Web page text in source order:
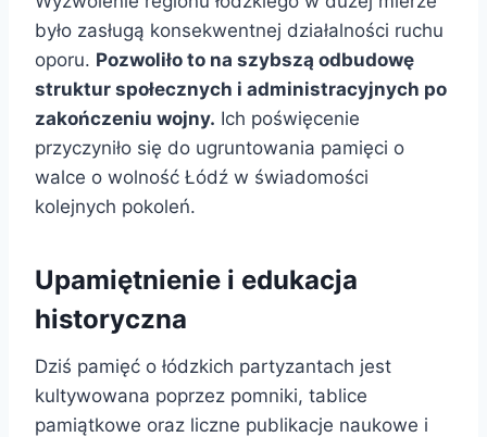
było zasługą konsekwentnej działalności ruchu
oporu. Pozwoliło to na szybszą odbudowę
struktur społecznych i administracyjnych po
zakończeniu wojny. Ich poświęcenie
przyczyniło się do ugruntowania pamięci o
walce o wolność Łódź w świadomości
kolejnych pokoleń.
Upamiętnienie i edukacja
historyczna
Dziś pamięć o łódzkich partyzantach jest
kultywowana poprzez pomniki, tablice
pamiątkowe oraz liczne publikacje naukowe i